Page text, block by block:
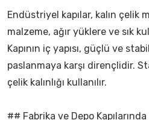
Endüstriyel kapılar, kalın çelik
malzeme, ağır yüklere ve sık
Kapının iç yapısı, güçlü ve
paslanmaya karşı dirençlidir.
çelik kalınlığı kullanılır.
## Fabrika ve Depo